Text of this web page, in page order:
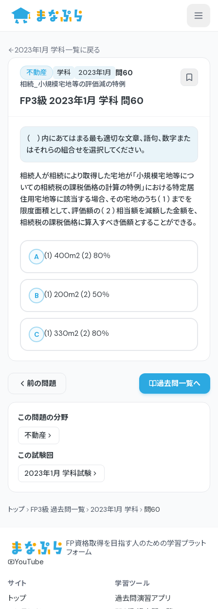
2023年1月 学科一覧に戻る
不動産 学科 2023年1月 問60
相続_小規模宅地等の評価減の特例
FP3級 2023年1月 学科 問60
（ ）内にあてはまる最も適切な文章、語句、数字また
はそれらの組合せを選択してください。
相続人が相続により取得した宅地が「小規模宅地等につ
いての相続税の課税価格の計算の特例」における特定居
住用宅地等に該当する場合、その宅地のうち（ 1 ）までを
限度面積として、評価額の（ 2 ）相当額を減額した金額を、
相続税の課税価格に算入すべき価額とすることができる。
A (1) 400m2 (2) 80％
B (1) 200m2 (2) 50％
C (1) 330m2 (2) 80％
前の問題 過去問一覧へ
この問題の分野
不動産
この試験回
2023年1月 学科試験
トップ FP3級 過去問一覧 2023年1月 学科 問60
FP資格取得を目指す人のための学習プラット
フォーム
YouTube
サイト
トップ
学習ツール
過去問演習アプリ